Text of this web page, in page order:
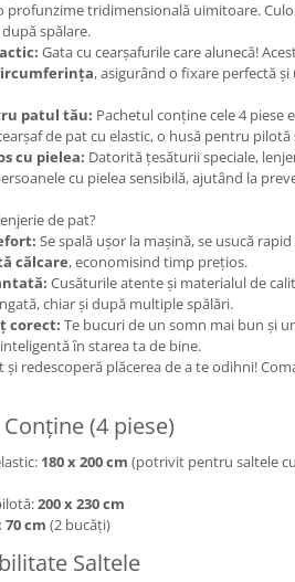
profunzime tridimensională uimitoare.
spălare.
Gata cu cearșafurile care alunecă!
, asigurând o fixare perfectă
patul tău: Pachetul conține cele 4 piese
de pat cu elastic, o husă pentru
cu pielea: Datorită țesăturii speciale,
cu pielea sensibilă, ajutând la
de pat?
Se spală ușor la mașină, se usucă
călcare, economisind timp prețios.
Cusăturile atente și materialul de
chiar și după multiple spălări.
corect: Te bucuri de un somn mai bun și
în starea ta de bine.
și redescoperă plăcerea de a te odihni!
(4 piese)
180 x 200 cm (potrivit pentru saltele
200 x 230 cm
70 cm (2 bucăți)
Saltele